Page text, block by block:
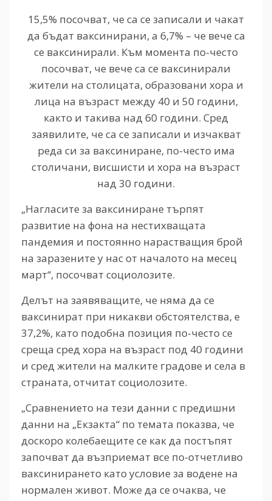
15,5% посочват, че са се записали и чакат
да бъдат ваксинирани, а 6,7% – че вече са
се ваксинирали. Към момента по-често
посочват, че вече са се ваксинирали
жители на столицата, образовани хора и
лица на възраст между 40 и 50 години,
както и такива над 60 години. Сред
заявилите, че са се записали и изчакват
реда си за ваксиниране, по-често има
столичани, висшисти и хора на възраст
над 30 години.
„Нагласите за ваксиниране търпят
развитие на фона на нестихващата
пандемия и постоянно нарастващия брой
на заразените у нас от началото на месец
март“, посочват социолозите.
Делът на заявяващите, че няма да се
ваксинират при никакви обстоятелства, е
37,2%, като подобна позиция по-често се
среща сред хора на възраст под 40 години
и сред жители на малките градове и села в
страната, отчитат социолозите.
„Сравнението на тези данни с предишни
данни на „Екзакта“ по темата показва, че
доскоро колебаещите се как да постъпят
започват да възприемат все по-отчетливо
ваксинирането като условие за водене на
нормален живот. Може да се очаква, че